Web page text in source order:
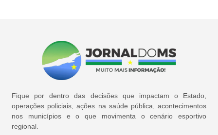
Fique por dentro das decisões que impactam o Estado,
operações policiais, ações na saúde pública, acontecimentos
nos municípios e o que movimenta o cenário esportivo
regional.